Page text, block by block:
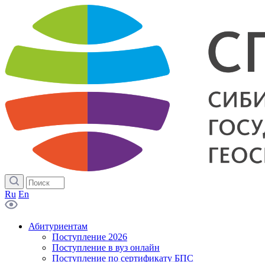
Ru En
Абитуриентам
Поступление 2026
Поступление в вуз онлайн
Поступление по сертификату БПС